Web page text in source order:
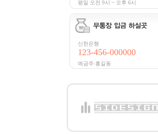
평일 오전 9시 ~ 오후 6시
신한은행
123-456-000000
예금주:홍길동